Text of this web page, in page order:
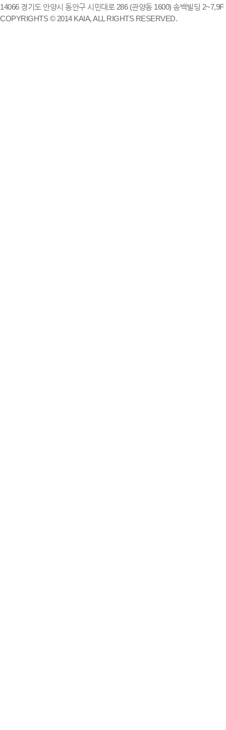
14066 경기도 안양시 동안구 시민대로 286 (관양동 1600) 송백빌딩
COPYRIGHTS © 2014 KAIA, ALL RIGHTS RESERVED.